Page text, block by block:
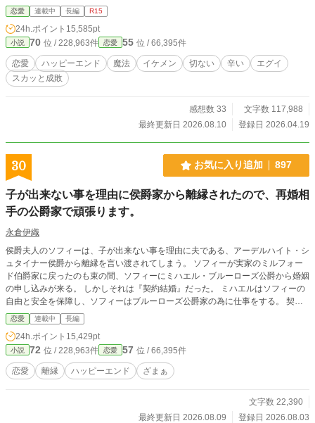
する1年前、8歳の頃に戻っていた。 どうして時が巻き戻ったのか分からない。
けれど今世も傷ついたりするのはたくさんだ。 今世は私の人生を取り戻す。 そ
のためには婚約者や、妹はもう ____いらない。 奪われ見捨てられた令嬢が 今
世は、自分の人生を取り戻しながらも ある真実を知るお話。
恋愛 連載中 長編 R15
24h.ポイント 15,585pt
小説 70 位 / 228,963件 恋愛 55 位 / 66,395件
恋愛 ハッピーエンド 魔法 イケメン 切ない 辛い
エグイ
スカッと成敗
感想数 33
文字数 117,988
最終更新日 2026.08.10
登録日 2026.04.19
30 お気に入り追加 897
子が出来ない事を理由に侯爵家から離縁されたので、再婚相
手の公爵家で頑張ります。
永倉伊織
侯爵夫人のソフィーは、子が出来ない事を理由に夫である、アーデルハイト・シ
ュタイナー侯爵から離縁を言い渡されてしまう。 ソフィーが実家のミルフォー
ド伯爵家に戻ったのも束の間、ソフィーにミハエル・ブルーローズ公爵から婚姻
の申し込みが来る。 しかしそれは『契約結婚』だった。 ミハエルはソフィーの
自由と安全を保障し、ソフィーはブルーローズ公爵家の為に仕事をする。 契約
結婚を受け入れたソフィーは自身の能力を存分に発揮し、公爵領の発展に貢献し
て行くのだった。
恋愛 連載中 長編
24h.ポイント 15,429pt
小説 72 位 / 228,963件 恋愛 57 位 / 66,395件
恋愛 離縁 ハッピーエンド ざまぁ
文字数 22,390
最終更新日 2026.08.09
登録日 2026.08.03